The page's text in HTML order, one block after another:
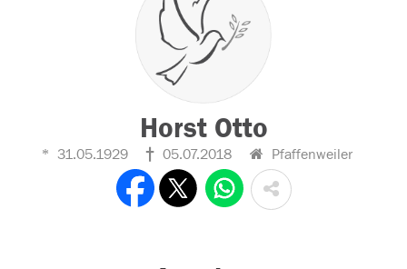
Horst Otto
31.05.1929 05.07.2018 Pfaffenweiler